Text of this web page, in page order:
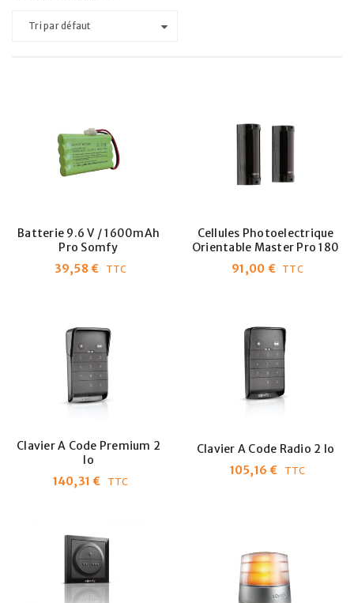
Tri par défaut
Batterie 9.6 V / 1600mAh
Pro Somfy
39,58€ TTC
Cellules Photoelectrique
Orientable Master Pro 180
91,00 € TTC
Clavier A Code Premium 2
Io
140,31€ TTC
Clavier A Code Radio 2 Io
105,16€ TTC